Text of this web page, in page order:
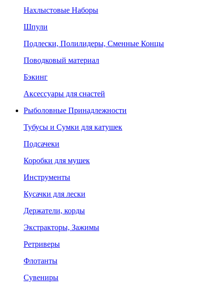
Нахлыстовые Наборы
Шпули
Подлески, Полилидеры, Сменные Концы
Поводковый материал
Бэкинг
Аксессуары для снастей
Рыболовные Принадлежности
Тубусы и Сумки для катушек
Подсачеки
Коробки для мушек
Инструменты
Кусачки для лески
Держатели, корды
Экстракторы, Зажимы
Ретриверы
Флотанты
Сувениры